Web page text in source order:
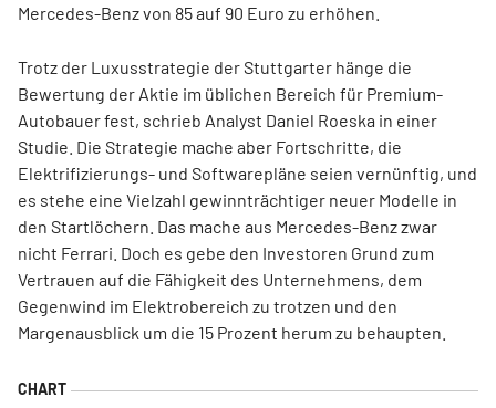
Mercedes-Benz von 85 auf 90 Euro zu erhöhen.
Trotz der Luxusstrategie der Stuttgarter hänge die
Bewertung der Aktie im üblichen Bereich für Premium-
Autobauer fest, schrieb Analyst Daniel Roeska in einer
Studie. Die Strategie mache aber Fortschritte, die
Elektrifizierungs- und Softwarepläne seien vernünftig, und
es stehe eine Vielzahl gewinnträchtiger neuer Modelle in
den Startlöchern. Das mache aus Mercedes-Benz zwar
nicht Ferrari. Doch es gebe den Investoren Grund zum
Vertrauen auf die Fähigkeit des Unternehmens, dem
Gegenwind im Elektrobereich zu trotzen und den
Margenausblick um die 15 Prozent herum zu behaupten.